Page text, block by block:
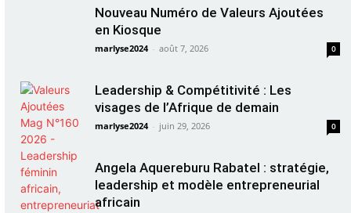
Nouveau Numéro de Valeurs Ajoutées
en Kiosque
marlyse2024 - août 7, 2026 0
Leadership & Compétitivité : Les
visages de l’Afrique de demain
marlyse2024 - juin 29, 2026 0
Angela Aquereburu Rabatel : stratégie,
leadership et modèle entrepreneurial
africain